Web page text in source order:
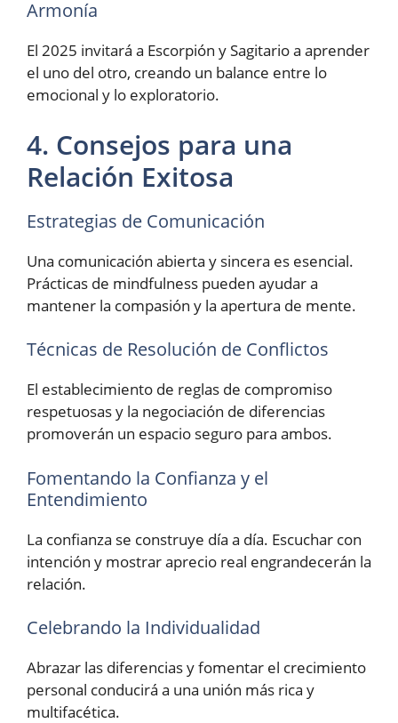
Armonía
El 2025 invitará a Escorpión y Sagitario a aprender
el uno del otro, creando un balance entre lo
emocional y lo exploratorio.
4. Consejos para una
Relación Exitosa
Estrategias de Comunicación
Una comunicación abierta y sincera es esencial.
Prácticas de mindfulness pueden ayudar a
mantener la compasión y la apertura de mente.
Técnicas de Resolución de Conflictos
El establecimiento de reglas de compromiso
respetuosas y la negociación de diferencias
promoverán un espacio seguro para ambos.
Fomentando la Confianza y el
Entendimiento
La confianza se construye día a día. Escuchar con
intención y mostrar aprecio real engrandecerán la
relación.
Celebrando la Individualidad
Abrazar las diferencias y fomentar el crecimiento
personal conducirá a una unión más rica y
multifacética.